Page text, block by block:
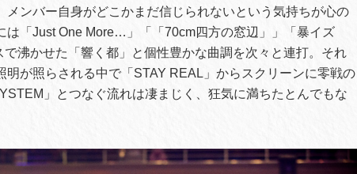
メンバー自身がどこかまだ信じられないという気持ちが心の
は「Just One More…」「「70cm四方の窓辺」」「暴イズ
沸かせた「響く都」と個性豊かな曲調を次々と連打。それ
明が照らされる中で「STAY REAL」からスクリーンに零戦の
」とつなぐ流れは凄まじく、狂気に満ちたとんでもな